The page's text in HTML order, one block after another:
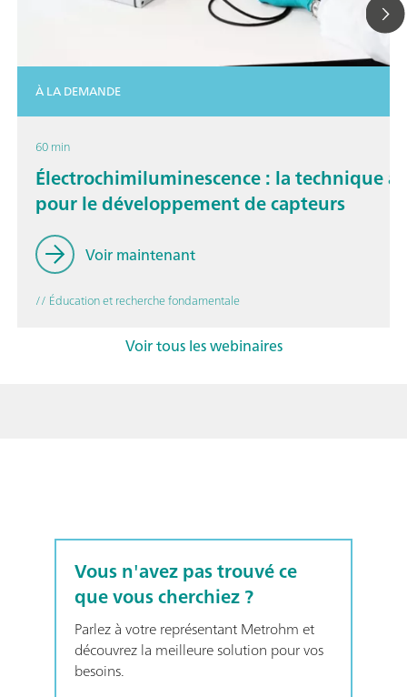
À LA DEMANDE
60 min
Électrochimiluminescence : la technique
pour le développement de capteurs
Voir maintenant
// Éducation et recherche fondamentale
Voir tous les webinaires
Vous n'avez pas trouvé ce
que vous cherchiez ?
Parlez à votre représentant Metrohm et
découvrez la meilleure solution pour vos
besoins.